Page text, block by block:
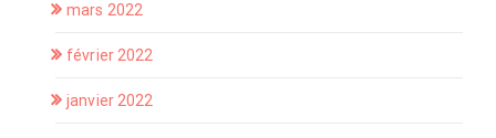
mars 2022
février 2022
janvier 2022